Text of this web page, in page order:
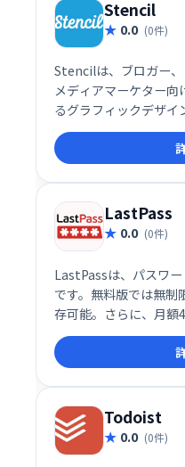
Stencil
0.0 (0件)
Stencilは、ブロガー
メディアマーケター
るグラフィックデザイ
ートと簡単操作で、
できます。SNS投稿か
で、様々なシーンで
LastPass
0.0 (0件)
LastPassは、パスワ
です。無料版では無制
存可能。さらに、月額
は、最大6アカウント
家族で安全にパスワー
す。
Todoist
0.0 (0件)